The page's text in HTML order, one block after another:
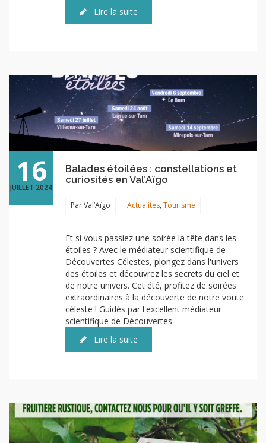
Lire la suite
16
JUILLET 2024
Balades étoilées : constellations et
curiosités en Val’Aïgo
Par Val’Aïgo Actualités, Tourisme
Et si vous passiez une soirée la tête dans les
étoiles ? Avec le médiateur scientifique de
Découvertes Célestes, plongez dans l'univers
des étoiles et découvrez les secrets du ciel et
de notre univers. Cet été, profitez de soirées
extraordinaires à la découverte de notre voute
céleste ! Guidés par l'excellent médiateur
scientifique de Découvertes
Lire la suite